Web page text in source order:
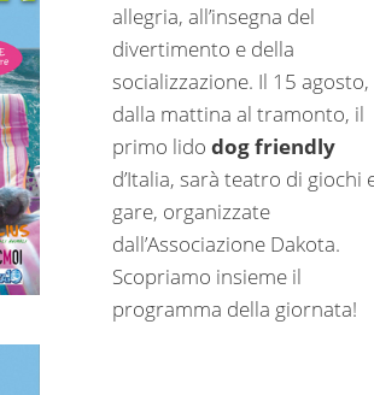
allegria, all’insegna del
divertimento e della
socializzazione. Il 15 agosto,
dalla mattina al tramonto, il
primo lido dog friendly
d’Italia, sarà teatro di giochi
gare, organizzate
dall’Associazione Dakota.
Scopriamo insieme il
programma della giornata!